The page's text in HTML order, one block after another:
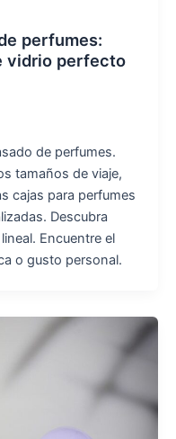
perfumes:
vidrio perfecto
de perfumes.
tamaños de viaje,
cajas para perfumes
Descubra
Encuentre el
o gusto personal.